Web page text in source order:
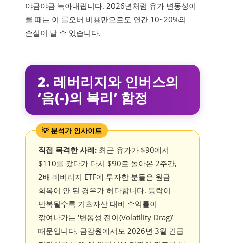
야금야금 녹아내립니다. 2026년처럼 유가 변동성이
클 때는 이 롤오버 비용만으로도 연간 10~20%의
손실이 날 수 있습니다.
2. 레버리지와 인버스의
‘음(-)의 복리’ 함정
직접 목격한 사례: 최근 유가가 $90에서
$110를 갔다가 다시 $90로 돌아온 2주간,
2배 레버리지 ETF에 투자한 분들은 원금
회복이 안 된 경우가 허다합니다. 등락이
반복될수록 기초자산 대비 수익률이
깎여나가는 ‘변동성 전이(Volatility Drag)’
때문입니다. 금감원에서도 2026년 3월 긴급